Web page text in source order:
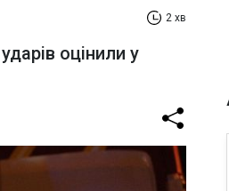
2 хв
оцінили у